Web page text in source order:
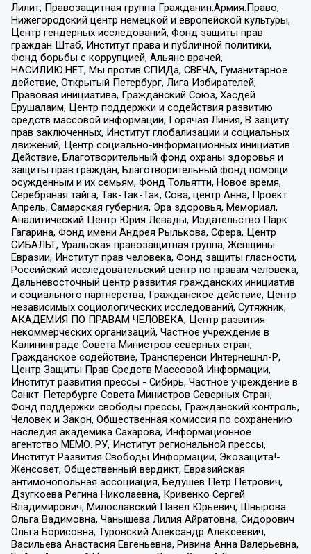
Лилит, Правозащитная группа Гражданин.Армия.Право,
Нижегородский центр немецкой и европейской культуры,
Центр гендерных исследований, Фонд защиты прав
граждан Штаб, Институт права и публичной политики,
Фонд борьбы с коррупцией, Альянс врачей,
НАСИЛИЮ.НЕТ, Мы против СПИДа, СВЕЧА, Гуманитарное
действие, Открытый Петербург, Лига Избирателей,
Правовая инициатива, Гражданский Союз, Хасдей
Ерушалаим, Центр поддержки и содействия развитию
средств массовой информации, Горячая Линия, В защиту
прав заключенных, Институт глобализации и социальных
движений, Центр социально-информационных инициатив
Действие, Благотворительный фонд охраны здоровья и
защиты прав граждан, Благотворительный фонд помощи
осужденным и их семьям, Фонд Тольятти, Новое время,
Серебряная тайга, Так-Так-Так, Сова, центр Анна, Проект
Апрель, Самарская губерния, Эра здоровья, Мемориал,
Аналитический Центр Юрия Левады, Издательство Парк
Гагарина, Фонд имени Андрея Рылькова, Сфера, Центр
СИБАЛЬТ, Уральская правозащитная группа, Женщины
Евразии, Институт прав человека, Фонд защиты гласности,
Российский исследовательский центр по правам человека,
Дальневосточный центр развития гражданских инициатив
и социального партнерства, Гражданское действие, Центр
независимых социологических исследований, Сутяжник,
АКАДЕМИЯ ПО ПРАВАМ ЧЕЛОВЕКА, Центр развития
некоммерческих организаций, Частное учреждение в
Калининграде Совета Министров северных стран,
Гражданское содействие, Трансперенси Интернешнл-Р,
Центр Защиты Прав Средств Массовой Информации,
Институт развития прессы - Сибирь, Частное учреждение в
Санкт-Петербурге Совета Министров Северных Стран,
Фонд поддержки свободы прессы, Гражданский контроль,
Человек и Закон, Общественная комиссия по сохранению
наследия академика Сахарова, Информационное
агентство МЕМО. РУ, Институт региональной прессы,
Институт Развития Свободы Информации, Экозащита!-
Женсовет, Общественный вердикт, Евразийская
антимонопольная ассоциация, Бедушев Петр Петрович,
Дзугкоева Регина Николаевна, Кривенко Сергей
Владимирович, Милославский Павел Юрьевич, Шнырова
Ольга Вадимовна, Чанышева Лилия Айратовна, Сидорович
Ольга Борисовна, Туровский Александр Алексеевич,
Васильева Анастасия Евгеньевна, Ривина Анна Валерьевна,